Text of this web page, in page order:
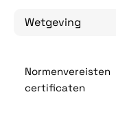
Wetgeving
Normenvereisten
certificaten